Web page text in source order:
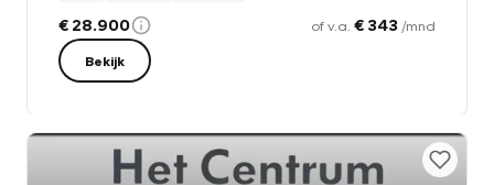
€ 28.900 of v.a. € 343 /mnd
Bekijk